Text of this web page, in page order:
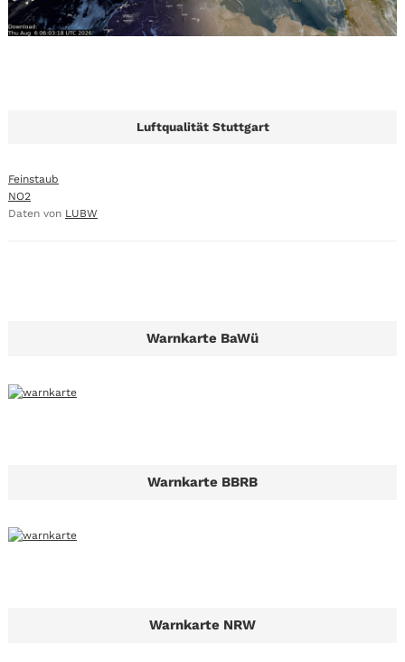
Luftqualität Stuttgart
Feinstaub
NO2
Daten von LUBW
Warnkarte BaWü
Warnkarte BBRB
Warnkarte NRW